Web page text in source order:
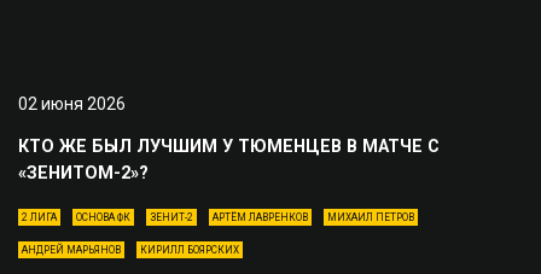
02 июня 2026
КТО ЖЕ БЫЛ ЛУЧШИМ У ТЮМЕНЦЕВ В МАТЧЕ С
«ЗЕНИТОМ-2»?
2 ЛИГА ОСНОВА ФК ЗЕНИТ-2 АРТЁМ ЛАВРЕНКОВ МИХАИЛ ПЕТРОВ
АНДРЕЙ МАРЬЯНОВ КИРИЛЛ БОЯРСКИХ